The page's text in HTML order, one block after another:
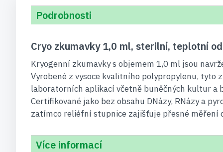
Podrobnosti
Cryo zkumavky 1,0 ml, sterilní, teplotní
Kryogenní zkumavky s objemem 1,0 ml jsou
Vyrobené z vysoce kvalitního polypropylenu, tyto
laboratorních aplikací včetně buněčných kultur
Certifikované jako bez obsahu DNázy, RNázy a
zatímco reliéfní stupnice zajišťuje přesné měření
Více informací